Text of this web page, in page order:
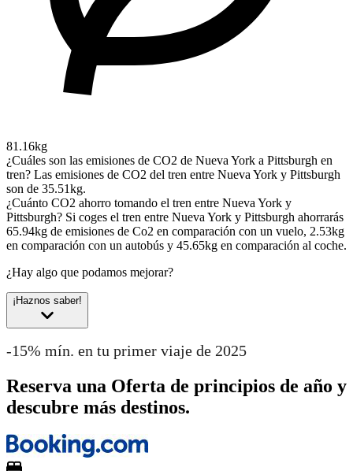
81.16kg
¿Cuáles son las emisiones de CO2 de Nueva York a Pittsburgh en
tren? Las emisiones de CO2 del tren entre Nueva York y Pittsburgh
son de 35.51kg.
¿Cuánto CO2 ahorro tomando el tren entre Nueva York y
Pittsburgh? Si coges el tren entre Nueva York y Pittsburgh ahorrarás
65.94kg de emisiones de Co2 en comparación con un vuelo, 2.53kg
en comparación con un autobús y 45.65kg en comparación al coche.
¿Hay algo que podamos mejorar?
¡Haznos saber!
-15% mín. en tu primer viaje de 2025
Reserva una Oferta de principios de año y
descubre más destinos.